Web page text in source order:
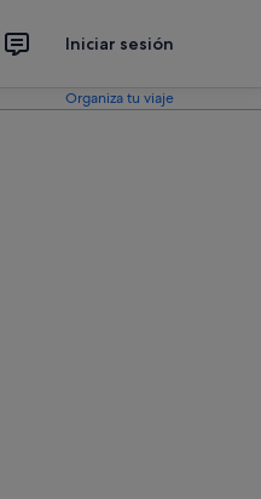
Iniciar sesión
Organiza tu viaje